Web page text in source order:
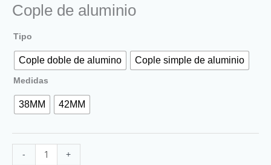
Cople de aluminio
Tipo
Cople doble de alumino Cople simple de aluminio
Medidas
38MM 42MM
- +